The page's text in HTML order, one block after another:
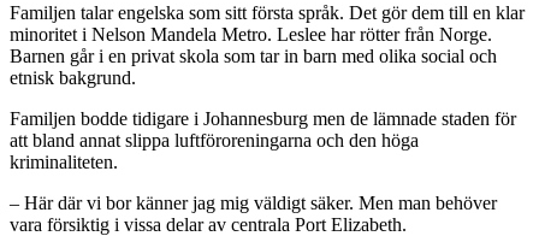
Familjen talar engelska som sitt första språk. Det gör dem till en klar
minoritet i Nelson Mandela Metro. Leslee har rötter från Norge.
Barnen går i en privat skola som tar in barn med olika social och
etnisk bakgrund.
Familjen bodde tidigare i Johannesburg men de lämnade staden för
att bland annat slippa luftföroreningarna och den höga
kriminaliteten.
– Här där vi bor känner jag mig väldigt säker. Men man behöver
vara försiktig i vissa delar av centrala Port Elizabeth.